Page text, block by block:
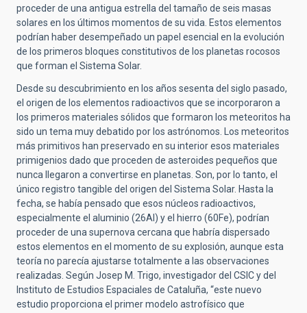
proceder de una antigua estrella del tamaño de seis masas
solares en los últimos momentos de su vida. Estos elementos
podrían haber desempeñado un papel esencial en la evolución
de los primeros bloques constitutivos de los planetas rocosos
que forman el Sistema Solar.
Desde su descubrimiento en los años sesenta del siglo pasado,
el origen de los elementos radioactivos que se incorporaron a
los primeros materiales sólidos que formaron los meteoritos ha
sido un tema muy debatido por los astrónomos. Los meteoritos
más primitivos han preservado en su interior esos materiales
primigenios dado que proceden de asteroides pequeños que
nunca llegaron a convertirse en planetas. Son, por lo tanto, el
único registro tangible del origen del Sistema Solar. Hasta la
fecha, se había pensado que esos núcleos radioactivos,
especialmente el aluminio (26Al) y el hierro (60Fe), podrían
proceder de una supernova cercana que habría dispersado
estos elementos en el momento de su explosión, aunque esta
teoría no parecía ajustarse totalmente a las observaciones
realizadas. Según Josep M. Trigo, investigador del CSIC y del
Instituto de Estudios Espaciales de Cataluña, “este nuevo
estudio proporciona el primer modelo astrofísico que